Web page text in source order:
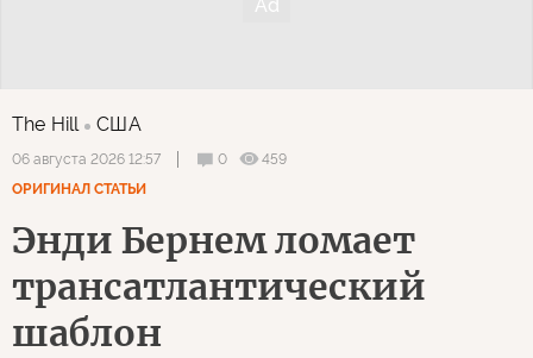
The Hill США
06 августа 2026 12:57 0
459
ОРИГИНАЛ СТАТЬИ
Энди Бернем ломает
трансатлантический
шаблон